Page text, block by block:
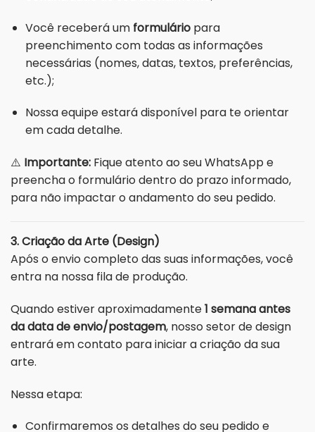
Você receberá um formuláriopara
preenchimento com todas as informações
necessárias (nomes, datas, textos, preferências,
etc.);
Nossa equipe estará disponível para te orientar
em cada detalhe.
⚠️ Importante: Fique atento ao seu WhatsApp e
preencha o formulário dentro do prazo informado,
para não impactar o andamento do seu pedido.
3. Criação da Arte (Design)
Após o envio completo das suas informações, você
entra na nossa fila de produção.
Quando estiver aproximadamente1 semana antes
da data de envio/postagem, nosso setor de design
entrará em contato para iniciar a criação da sua
arte.
Nessa etapa:
Confirmaremos os detalhes do seu pedido e